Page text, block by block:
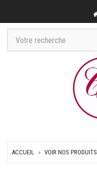
ACCUEIL VOIR NOS PRODUITS